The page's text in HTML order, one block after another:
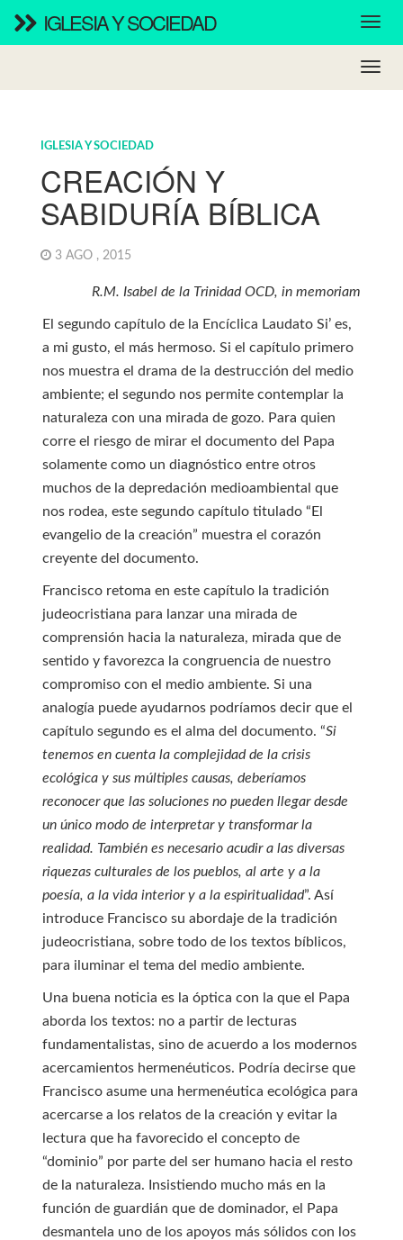
IGLESIA Y SOCIEDAD
IGLESIA Y SOCIEDAD
CREACIÓN Y
SABIDURÍA BÍBLICA
3 AGO , 2015
R.M. Isabel de la Trinidad OCD, in memoriam
El segundo capítulo de la Encíclica Laudato Si’ es,
a mi gusto, el más hermoso. Si el capítulo primero
nos muestra el drama de la destrucción del medio
ambiente; el segundo nos permite contemplar la
naturaleza con una mirada de gozo. Para quien
corre el riesgo de mirar el documento del Papa
solamente como un diagnóstico entre otros
muchos de la depredación medioambiental que
nos rodea, este segundo capítulo titulado “El
evangelio de la creación” muestra el corazón
creyente del documento.
Francisco retoma en este capítulo la tradición
judeocristiana para lanzar una mirada de
comprensión hacia la naturaleza, mirada que de
sentido y favorezca la congruencia de nuestro
compromiso con el medio ambiente. Si una
analogía puede ayudarnos podríamos decir que el
capítulo segundo es el alma del documento. “Si
tenemos en cuenta la complejidad de la crisis
ecológica y sus múltiples causas, deberíamos
reconocer que las soluciones no pueden llegar desde
un único modo de interpretar y transformar la
realidad. También es necesario acudir a las diversas
riquezas culturales de los pueblos, al arte y a la
poesía, a la vida interior y a la espiritualidad”. Así
introduce Francisco su abordaje de la tradición
judeocristiana, sobre todo de los textos bíblicos,
para iluminar el tema del medio ambiente.
Una buena noticia es la óptica con la que el Papa
aborda los textos: no a partir de lecturas
fundamentalistas, sino de acuerdo a los modernos
acercamientos hermenéuticos. Podría decirse que
Francisco asume una hermenéutica ecológica para
acercarse a los relatos de la creación y evitar la
lectura que ha favorecido el concepto de
“dominio” por parte del ser humano hacia el resto
de la naturaleza. Insistiendo mucho más en la
función de guardián que de dominador, el Papa
desmantela uno de los apoyos más sólidos con los